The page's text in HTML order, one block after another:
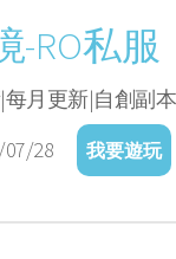
-RO私服
月更新|自創副
28
我要遊玩